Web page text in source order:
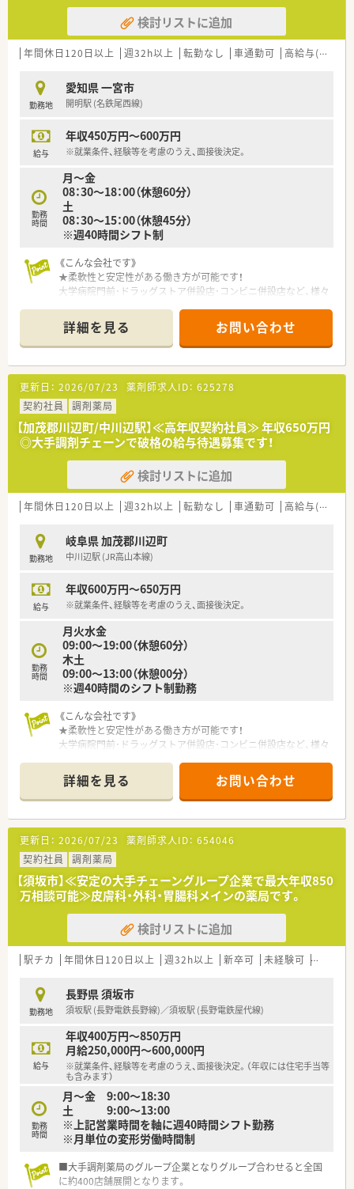
患者さま一人ひとりとしっかり向きあって服薬指導をしたいと
いう現場の想いと立ち仕事が多い薬剤師の身体の負担を減らし
たいという会社の想いから「座りカウンター」を積極的に導入し
ています。
調剤が出来る環境が整っています。
DI委員会への参加によって、現場の意見を反映させたジェネリッ
クの選定等に関わる事ができます。
★薬剤師として成長出来る環境があります！
約26年前から在宅・施設業務に取り組んで来た経験･実績を活か
「機能性のあるアロマ」や「医療用サプリメント」を活用した予防
医療にも携わる事が可能です。
より高度な知識を学びたい方という方には、大学病院の敷地内へ
も薬局を出店しており、病院と連携し病院研修を実施しており
「外来がん治療認定薬剤師」をはじめとする資格・専門性を身に
キャリアアップについても個人の志向に合わせた「マネジメント
キャリア（エリア長⇒SV⇒支店長⇒支社長）」と「スペシャリスト
キャリア（専門認定を極めていく）」の2つコースが用意されてい
ます。
★充実した福利厚生で長期就業をサポート！
薬剤師資格以外の資格に対しても手当を支給（アロマテラピー検
定、かかりつけ薬剤師など）。
病気やケガなどで働けないときの生活費をサポート「LTD（保
険）」に会社が加入してくれます。
「自宅通勤コース」且つ賃貸物件に居住されている方は、住宅手
当「20,000～40,000円」を支給。
産休･育休の取得率100%、復帰率96%と女性の方が安心して復
帰出来る環境づくりに努めています。
検討リストに追加
年間休日120日以上 週32h以上 転勤なし 車通勤可 高給与(600万円以上)
勤務地
愛知県 一宮市
開明駅 (名鉄尾西線)
給与
年収450万円～600万円
※就業条件、経験等を考慮のうえ、面接後決定。
勤務
時間
月～金
08：30～18：00（休憩60分）
土
08：30～15：00（休憩45分）
※週40時間シフト制
《こんな会社です》
★柔軟性と安定性がある働き方が可能です！
大学病院門前･ドラッグストア併設店･コンビニ併設店など、様々
業です。
「調剤業界」で初めて「M&A」をスタートした会社なので非常に
「M&A」を得意としている会社です。
「自宅通勤」「狭域エリア」「広域エリア」「全国コース」とライフス
タイルに合わせて4つの勤務コースから選択する事が出来ます
（コースにより給与額に差があり）。
地域毎（店舗毎）に手当が支給されるので稼ぎたい方は、手当が厚
い地域（北海道・沖縄県は特に高く設定されてます）を希望する事
も可能です。
★現場主義の社風です！
患者さま一人ひとりとしっかり向きあって服薬指導をしたいと
いう現場の想いと立ち仕事が多い薬剤師の身体の負担を減らし
たいという会社の想いから「座りカウンター」を積極的に導入し
最新の監査システムを導入しており、薬剤師の皆さんが安心して
調剤が出来る環境が整っています。
DI委員会への参加によって、現場の意見を反映させたジェネリッ
★薬剤師として成長出来る環境があります！
し医療機関との連携を深めてます。
「機能性のあるアロマ」や「医療用サプリメント」を活用した予防
医療にも携わる事が可能です。
より高度な知識を学びたい方という方には、大学病院の敷地内へ
も薬局を出店しており、病院と連携し病院研修を実施しており
つける事が出来る様にサポートしてくれます。
キャリアアップについても個人の志向に合わせた「マネジメント
キャリア（エリア長⇒SV⇒支店長⇒支社長）」と「スペシャリスト
キャリア（専門認定を極めていく）」の2つコースが用意されてい
ます。
★充実した福利厚生で長期就業をサポート！
薬剤師資格以外の資格に対しても手当を支給（アロマテラピー検
定、かかりつけ薬剤師など）。
病気やケガなどで働けないときの生活費をサポート「LTD（保
険）」に会社が加入してくれます。
「自宅通勤コース」且つ賃貸物件に居住されている方は、住宅手
当「20,000～40,000円」を支給。
産休･育休の取得率100%、復帰率96%と女性の方が安心して復
帰出来る環境づくりに努めています。
詳細を見る お問い合わせ
更新日： 2026/07/23 薬剤師求人ID： 625278
契約社員
調剤薬局
【加茂郡川辺町/中川辺駅】≪高年収契約社員≫ 年収650万円
◎大手調剤チェーンで破格の給与待遇募集です！
検討リストに追加
年間休日120日以上 週32h以上 転勤なし 車通勤可 高給与(600万円以上)
勤務地
岐阜県 加茂郡川辺町
中川辺駅 (JR高山本線)
給与
年収600万円～650万円
※就業条件、経験等を考慮のうえ、面接後決定。
勤務
時間
月火水金
09:00～19:00（休憩60分）
木土
09:00～13:00（休憩00分）
※週40時間のシフト制勤務
《こんな会社です》
★柔軟性と安定性がある働き方が可能です！
大学病院門前･ドラッグストア併設店･コンビニ併設店など、様々
業です。
「調剤業界」で初めて「M&A」をスタートした会社なので非常に
「M&A」を得意としている会社です。
「自宅通勤」「狭域エリア」「広域エリア」「全国コース」とライフス
タイルに合わせて4つの勤務コースから選択する事が出来ます
（コースにより給与額に差があり）。
地域毎（店舗毎）に手当が支給されるので稼ぎたい方は、手当が厚
い地域（北海道・沖縄県は特に高く設定されてます）を希望する事
も可能です。
★現場主義の社風です！
患者さま一人ひとりとしっかり向きあって服薬指導をしたいと
いう現場の想いと立ち仕事が多い薬剤師の身体の負担を減らし
たいという会社の想いから「座りカウンター」を積極的に導入し
最新の監査システムを導入しており、薬剤師の皆さんが安心して
調剤が出来る環境が整っています。
DI委員会への参加によって、現場の意見を反映させたジェネリッ
クの選定等に関わる事ができます。
★薬剤師として成長出来る環境があります！
約26年前から在宅・施設業務に取り組んで来た経験･実績を活か
「機能性のあるアロマ」や「医療用サプリメント」を活用した予防
医療にも携わる事が可能です。
より高度な知識を学びたい方という方には、大学病院の敷地内へ
も薬局を出店しており、病院と連携し病院研修を実施しており
つける事が出来る様にサポートしてくれます。
キャリアアップについても個人の志向に合わせた「マネジメント
詳細を見る お問い合わせ
更新日： 2026/07/23 薬剤師求人ID： 654046
契約社員
調剤薬局
【須坂市】≪安定の大手チェーングループ企業で最大年収850
万相談可能≫皮膚科・外科・胃腸科メインの薬局です。
検討リストに追加
駅チカ 年間休日120日以上 週32h以上 新卒可 未経験可 ブラン
勤務地
長野県 須坂市
須坂駅 (長野電鉄長野線)／須坂駅 (長野電鉄屋代線)
給与
年収400万円～850万円
月給250,000円～600,000円
※就業条件、経験等を考慮のうえ、面接後決定。（年収には住宅手当等
も含みます）
勤務
時間
月～金 9:00～18:30
土 9:00～13:00
※上記営業時間を軸に週40時間シフト勤務
※月単位の変形労働時間制
■大手調剤薬局のグループ企業となりグループ合わせると全国
に約400店舗展開となります。